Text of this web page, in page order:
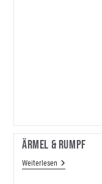
Ärmel & Rumpf
WeiterlesenÄrmel